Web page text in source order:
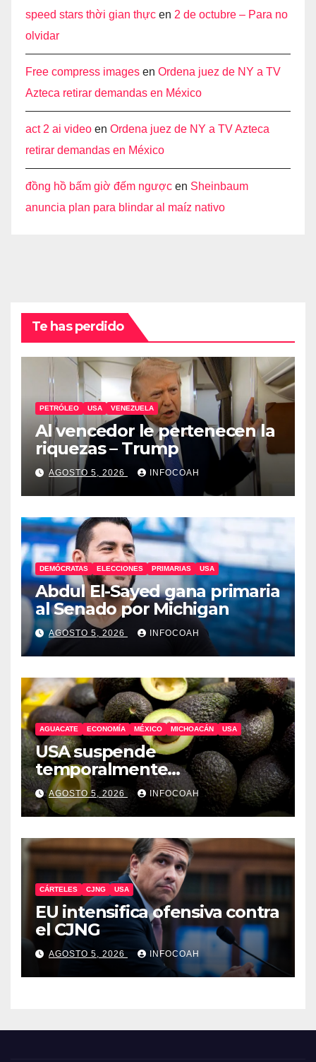
speed stars thời gian thực en 2 de octubre – Para no
olvidar
Free compress images en Ordena juez de NY a TV
Azteca retirar demandas en México
act 2 ai video en Ordena juez de NY a TV Azteca
retirar demandas en México
đồng hồ bấm giờ đếm ngược en Sheinbaum
anuncia plan para blindar al maíz nativo
Te has perdido
PETRÓLEO USA VENEZUELA
Al vencedor le pertenecen la
riquezas – Trump
AGOSTO 5, 2026 INFOCOAH
DEMÓCRATAS ELECCIONES PRIMARIAS USA
Abdul El-Sayed gana primaria
al Senado por Michigan
AGOSTO 5, 2026 INFOCOAH
AGUACATE ECONOMÍA MÉXICO MICHOACÁN USA
USA suspende
temporalmente
exportaciones de aguacate
michoacano
AGOSTO 5, 2026 INFOCOAH
CÁRTELES CJNG USA
EU intensifica ofensiva contra
el CJNG
AGOSTO 5, 2026 INFOCOAH